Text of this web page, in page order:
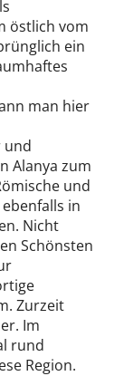
östlich vom
ein
man hier
und
Alanya zum
und
in
Nicht
Schönsten
Zurzeit
Im
rund
Region.